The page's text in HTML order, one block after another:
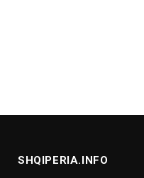
SHQIPERIA.INFO